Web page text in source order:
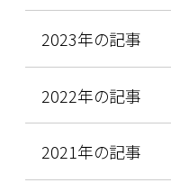
2023年の記事
2022年の記事
2021年の記事